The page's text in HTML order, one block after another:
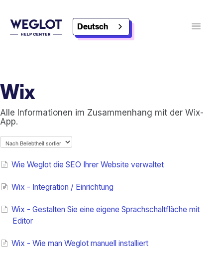
Deutsch
Wix
Alle Informationen im Zusammenhang mit der Wix-
App.
Wie Weglot die SEO Ihrer Website verwaltet
Wix - Integration / Einrichtung
Wix - Gestalten Sie eine eigene Sprachschaltfläche mit
Editor
Wix - Wie man Weglot manuell installiert